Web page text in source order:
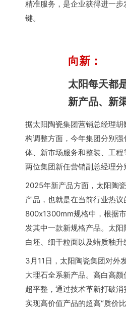
精准服务，是企业获得进一
键。
向新：
太阳每天都
新产品、新
据太阳陶瓷集团营销总经理
构调整方面，今年集团分别
体、新市场服务和整装、工
两位集团新任营销副总经理分
2025年新产品方面，太阳陶
产品，也就是在当前行业热
800x1300mm规格中，根据
发其中一款新规格产品。太
白坯、细干粒面以及蜡质釉升
3月11日，太阳陶瓷集团对外
大理石全系新产品。高白高
超平整，通过技术革新打破消
实现高价值产品的超高“质价